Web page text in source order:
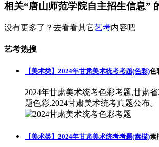
相关“唐山师范学院自主招生信息”
没有更多了？去看看其它艺考内容吧
艺考热搜
【美术类】2024年甘肃美术统考考题(色彩)色
2024年甘肃美术统考色彩考题,甘肃
题色彩,2024甘肃美术统考真题公布。
【美术类】2024年甘肃美术统考考题(素描)素